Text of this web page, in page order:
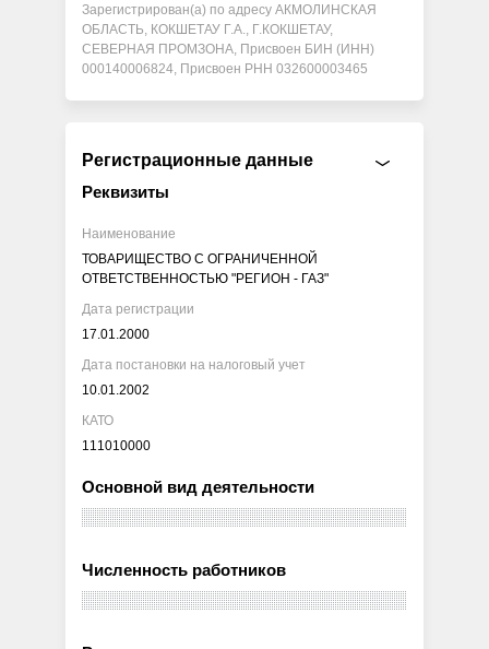
Зарегистрирован(а) по адресу АКМОЛИНСКАЯ
ОБЛАСТЬ, КОКШЕТАУ Г.А., Г.КОКШЕТАУ,
СЕВЕРНАЯ ПРОМЗОНА, Присвоен БИН (ИНН)
000140006824, Присвоен РНН 032600003465
Регистрационные данные
Реквизиты
Наименование
ТОВАРИЩЕСТВО С ОГРАНИЧЕННОЙ
ОТВЕТСТВЕННОСТЬЮ "РЕГИОН - ГАЗ"
Дата регистрации
17.01.2000
Дата постановки на налоговый учет
10.01.2002
КАТО
111010000
Основной вид деятельности
Численность работников